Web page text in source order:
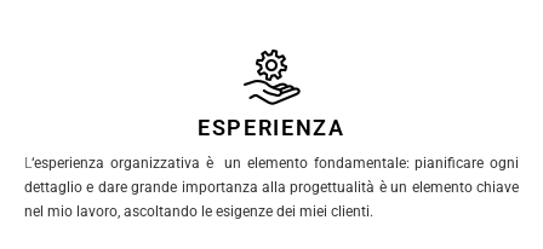
ESPERIENZA
L ‘esperienza organizzativa è un elemento fondamentale: pianificare ogni
dettaglio e dare grande importanza alla progettualità è un elemento chiave
nel mio lavoro, ascoltando le esigenze dei miei clienti.